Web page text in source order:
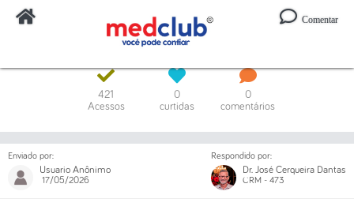
Comentar
Digite o código ou um trecho da mensagem
421
Acessos
0
curtidas
0
comentários
Enviado por:
Usuario Anônimo
17/05/2026
Respondido por:
Dr. José Cerqueira Dantas
CRM - 473